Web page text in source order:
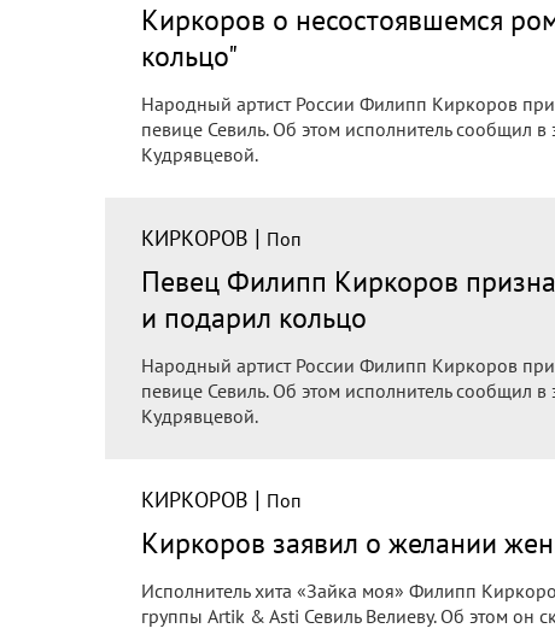
Киркоров о несостоявшемся
кольцо"
Народный артист России Филипп Киркоров
певице Севиль. Об этом исполнитель сообщил
Кудрявцевой.
КИРКОРОВ | Поп
Певец Филипп Киркоров
и подарил кольцо
Народный артист России Филипп Киркоров
певице Севиль. Об этом исполнитель сообщил
Кудрявцевой.
КИРКОРОВ | Поп
Киркоров заявил о желании
Исполнитель хита «Зайка моя» Филипп
группы Artik & Asti Севиль Велиеву. Об этом он